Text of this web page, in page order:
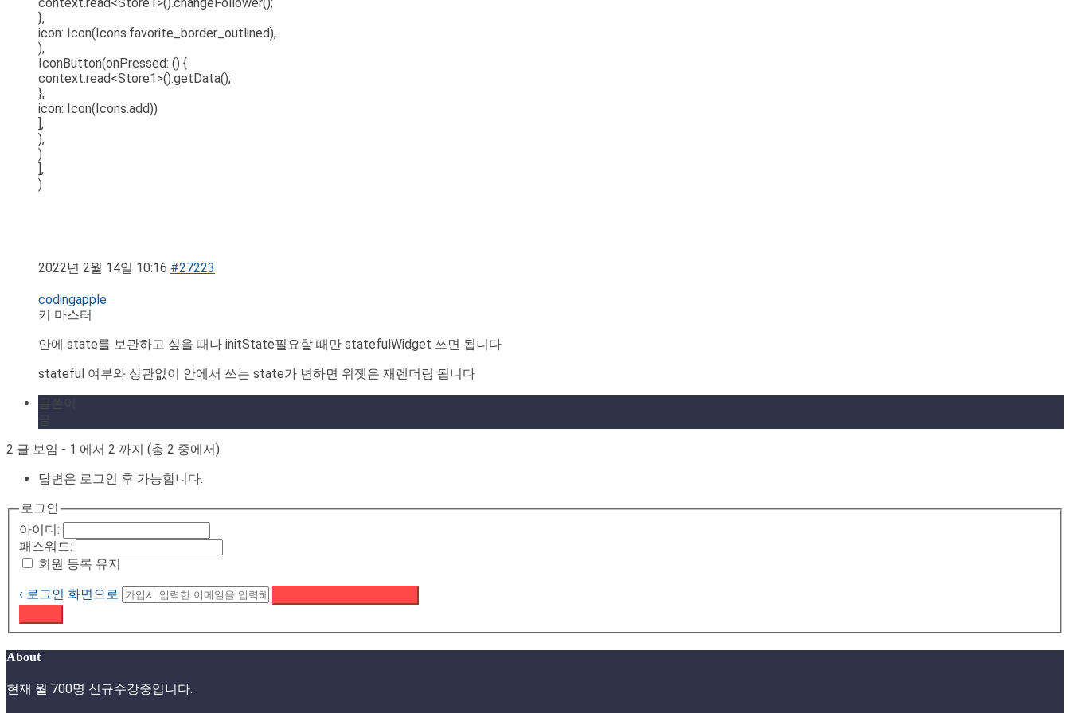
},
icon: Icon(Icons.favorite_border_outlined),
),
IconButton(onPressed: () {
context.read<Store1>().getData();
},
icon: Icon(Icons.add))
],
),
)
],
)
2022년 2월 14일 10:16 #27223
codingapple
키 마스터
안에 state를 보관하고 싶을 때나 initState필요할 때만 statefulWidget 쓰면 됩니다
stateful 여부와 상관없이 안에서 쓰는 state가 변하면 위젯은 재렌더링 됩니다
2 글 보임 - 1 에서 2 까지 (총 2 중에서)
답변은 로그인 후 가능합니다.
로그인
아이디:
패스워드:
회원 등록 유지
‹ 로그인 화면으로
About
현재 월 700명 신규수강중입니다.